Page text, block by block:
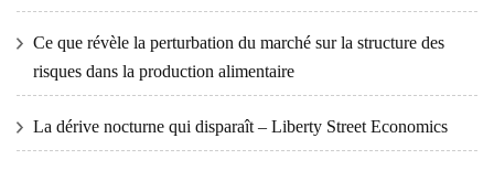
Ce que révèle la perturbation du marché sur la structure des
risques dans la production alimentaire
La dérive nocturne qui disparaît – Liberty Street Economics